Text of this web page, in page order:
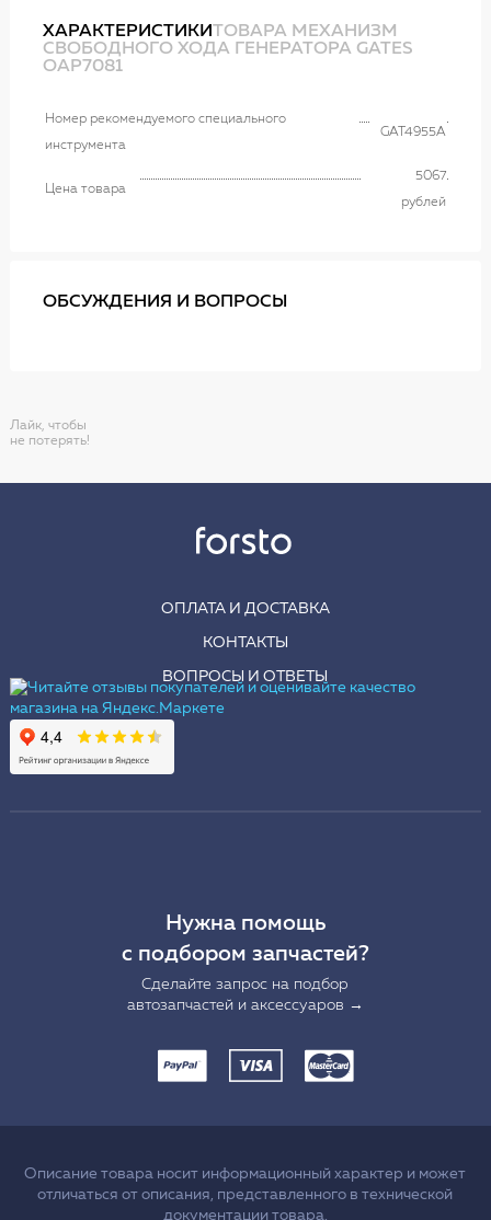
ХАРАКТЕРИСТИКИТОВАРА МЕХАНИЗМ
СВОБОДНОГО ХОДА ГЕНЕРАТОРА GATES
OAP7081
Номер рекомендуемого специального
инструмента
GAT4955A
Цена товара
5067
рублей
ОБСУЖДЕНИЯ И ВОПРОСЫ
Лайк, чтобы
не потерять!
ОПЛАТА И ДОСТАВКА
КОНТАКТЫ
ВОПРОСЫ И ОТВЕТЫ
Нужна помощь
с подбором запчастей?
Сделайте запрос на подбор
автозапчастей и аксессуаров →
Описание товара носит информационный характер и может
отличаться от описания, представленного в технической
документации товара.